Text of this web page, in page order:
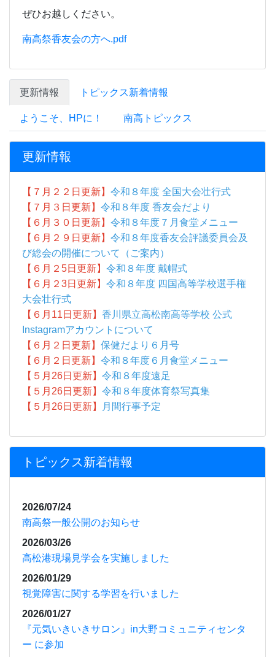
ぜひお越しください。
南高祭香友会の方へ.pdf
更新情報 トピックス新着情報
ようこそ、HPに！ 南高トピックス
更新情報
【７月２２日更新】 令和８年度 全国大会壮行式
【７月３日更新】 令和８年度 香友会だより
【６月３０日更新】 令和８年度７月食堂メニュー
【６月２９日更新】 令和８年度香友会評議委員会及
び総会の開催について（ご案内）
【６月２5日更新】 令和８年度 戴帽式
【６月２3日更新】 令和８年度 四国高等学校選手権
大会壮行式
【６月11日更新】 香川県立高松南高等学校 公式
Instagramアカウントについて
【６月２日更新】 保健だより６月号
【６月２日更新】 令和８年度６月食堂メニュー
【５月26日更新】 令和８年度遠足
【５月26日更新】 令和８年度体育祭写真集
【５月26日更新】
月間行事予定
トピックス新着情報
2026/07/24
南高祭一般公開のお知らせ
2026/03/26
高松港現場見学会を実施しました
2026/01/29
視覚障害に関する学習を行いました
2026/01/27
『元気いきいきサロン』in大野コミュニティセンタ
ー に参加